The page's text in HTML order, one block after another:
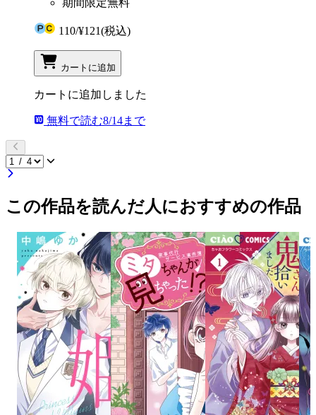
期間限定無料
110/¥121(税込)
カートに追加
カートに追加しました
無料で読む8/14まで
この作品を読んだ人におすすめの作品